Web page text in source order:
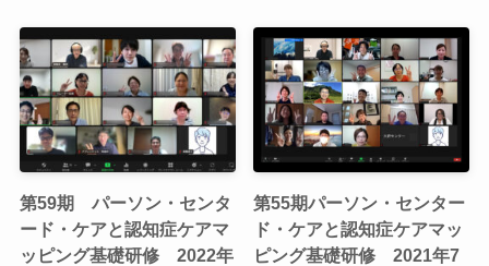
第59期 パーソン・センタ
ード・ケアと認知症ケアマ
ッピング基礎研修 2022年
第55期パーソン・センター
ド・ケアと認知症ケアマッ
ピング基礎研修 2021年7